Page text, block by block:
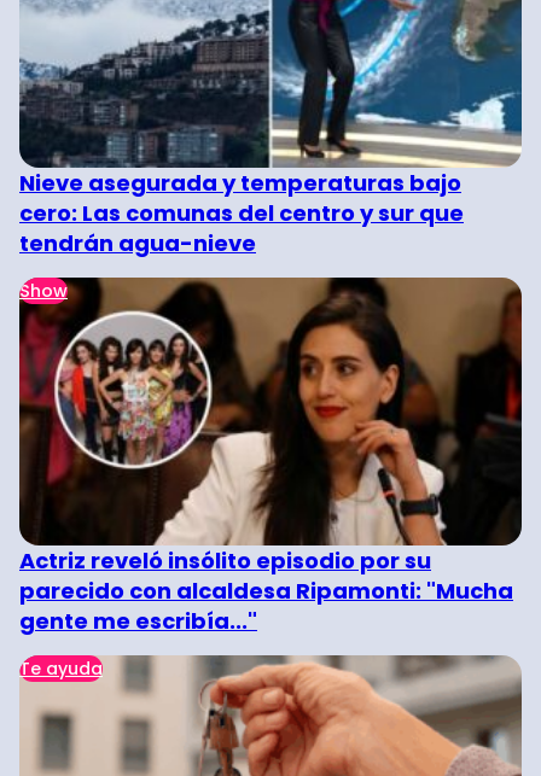
Nieve asegurada y temperaturas bajo
cero: Las comunas del centro y sur que
tendrán agua-nieve
Show
Actriz reveló insólito episodio por su
parecido con alcaldesa Ripamonti: "Mucha
gente me escribía..."
Te ayuda